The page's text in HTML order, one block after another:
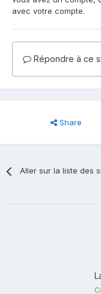
avec votre compte.
Répondre à ce
Share
Aller sur la liste des